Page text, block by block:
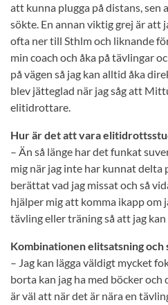
att kunna plugga på distans, sen
sökte. En annan viktig grej är att
ofta ner till Sthlm och liknande
min coach och åka på tävlingar
på vägen så jag kan alltid åka
blev jätteglad när jag såg att
elitidrottare.
Hur är det att vara
– Än så länge har det funkat
mig när jag inte har kunnat delta
berättat vad jag missat och så
hjälper mig att komma ikapp om
tävling eller träning så att jag
Kombinationen elitsatsning
– Jag kan lägga väldigt mycket
borta kan jag ha med böcker och
är väl att när det är nära en